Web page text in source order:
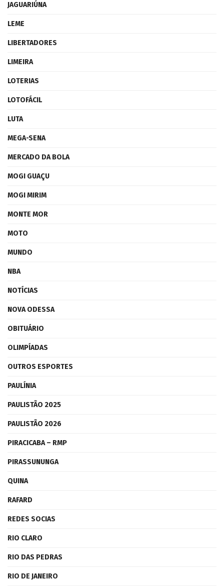
JAGUARIÚNA
LEME
LIBERTADORES
LIMEIRA
LOTERIAS
LOTOFÁCIL
LUTA
MEGA-SENA
MERCADO DA BOLA
MOGI GUAÇU
MOGI MIRIM
MONTE MOR
MOTO
MUNDO
NBA
NOTÍCIAS
NOVA ODESSA
OBITUÁRIO
OLIMPÍADAS
OUTROS ESPORTES
PAULÍNIA
PAULISTÃO 2025
PAULISTÃO 2026
PIRACICABA – RMP
PIRASSUNUNGA
QUINA
RAFARD
REDES SOCIAS
RIO CLARO
RIO DAS PEDRAS
RIO DE JANEIRO